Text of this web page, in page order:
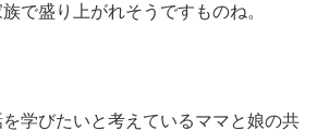
で盛り上がれそうですものね。
学びたいと考えているママと娘の共